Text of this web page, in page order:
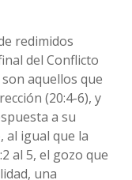
redimidos
del Conflicto
son aquellos que
(20:4-6), y
a su
al igual que la
al 5, el gozo que
una